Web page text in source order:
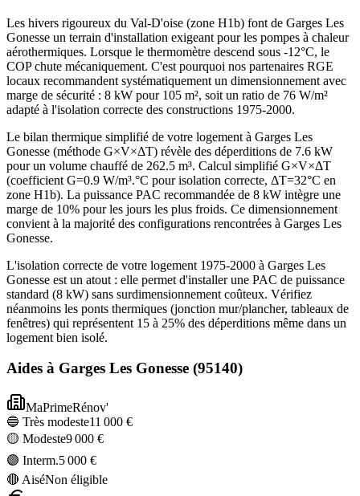
Les hivers rigoureux du Val-D'oise (zone H1b) font de Garges Les
Gonesse un terrain d'installation exigeant pour les pompes à chaleur
aérothermiques. Lorsque le thermomètre descend sous -12°C, le
COP chute mécaniquement. C'est pourquoi nos partenaires RGE
locaux recommandent systématiquement un dimensionnement avec
marge de sécurité : 8 kW pour 105 m², soit un ratio de 76 W/m²
adapté à l'isolation correcte des constructions 1975-2000.
Le bilan thermique simplifié de votre logement à Garges Les
Gonesse (méthode G×V×ΔT) révèle des déperditions de 7.6 kW
pour un volume chauffé de 262.5 m³. Calcul simplifié G×V×ΔT
(coefficient G=0.9 W/m³.°C pour isolation correcte, ΔT=32°C en
zone H1b). La puissance PAC recommandée de 8 kW intègre une
marge de 10% pour les jours les plus froids. Ce dimensionnement
convient à la majorité des configurations rencontrées à Garges Les
Gonesse.
L'isolation correcte de votre logement 1975-2000 à Garges Les
Gonesse est un atout : elle permet d'installer une PAC de puissance
standard (8 kW) sans surdimensionnement coûteux. Vérifiez
néanmoins les ponts thermiques (jonction mur/plancher, tableaux de
fenêtres) qui représentent 15 à 25% des déperditions même dans un
logement bien isolé.
Aides à Garges Les Gonesse (95140)
MaPrimeRénov'
🔵 Très modeste11 000 €
🟡 Modeste9 000 €
🟣 Interm.5 000 €
🔴 AiséNon éligible